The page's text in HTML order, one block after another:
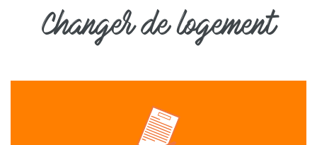
Changer de logement